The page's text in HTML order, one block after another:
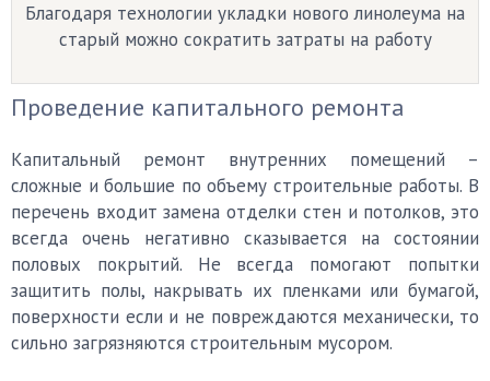
Благодаря технологии укладки нового линолеума на
старый можно сократить затраты на работу
Проведение капитального ремонта
Капитальный ремонт внутренних помещений –
сложные и большие по объему строительные работы. В
перечень входит замена отделки стен и потолков, это
всегда очень негативно сказывается на состоянии
половых покрытий. Не всегда помогают попытки
защитить полы, накрывать их пленками или бумагой,
поверхности если и не повреждаются механически, то
сильно загрязняются строительным мусором.